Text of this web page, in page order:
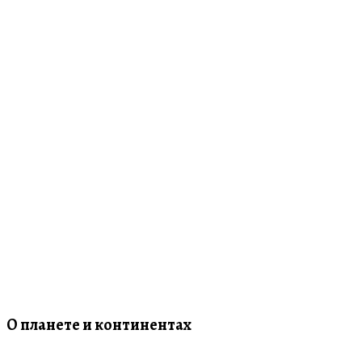
О планете и континентах